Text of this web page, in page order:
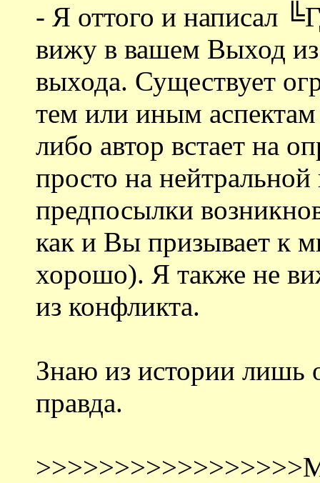
- Я оттого и написал
вижу в вашем Выход из
выхода. Существует
тем или иным
либо автор встает на
просто на
предпосылки
как и Вы призывает к
хорошо). Я также не
из конфликта.
Знаю из истории лишь
правда.